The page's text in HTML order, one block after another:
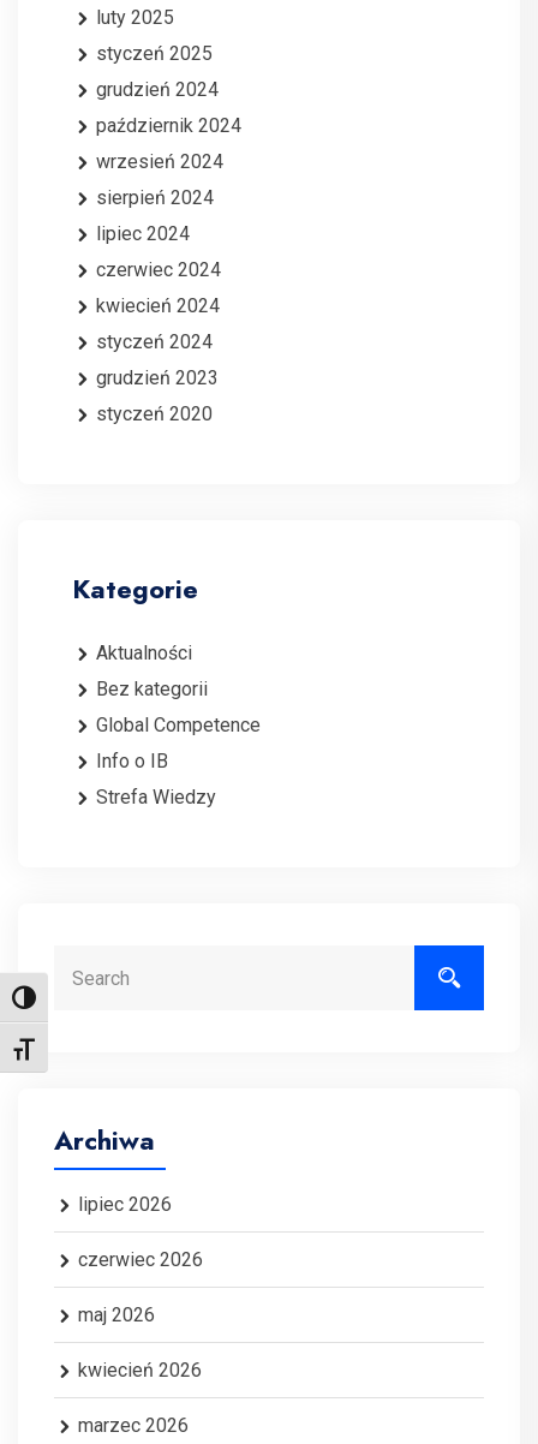
Toggle High Contrast
Toggle Font size
luty 2025
styczeń 2025
grudzień 2024
październik 2024
wrzesień 2024
sierpień 2024
lipiec 2024
czerwiec 2024
kwiecień 2024
styczeń 2024
grudzień 2023
styczeń 2020
Kategorie
Aktualności
Bez kategorii
Global Competence
Info o IB
Strefa Wiedzy
Archiwa
lipiec 2026
czerwiec 2026
maj 2026
kwiecień 2026
marzec 2026